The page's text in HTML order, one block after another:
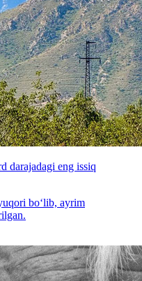
darajadagi eng issiq
bo‘lib, ayrim